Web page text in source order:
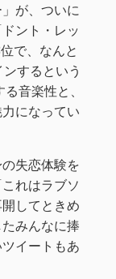
が、ついに
ント・レッ
で、なんと
するという
音楽性と、
になってい
失恋体験を
れはラブソ
してときめ
みんなに捧
イートもあ